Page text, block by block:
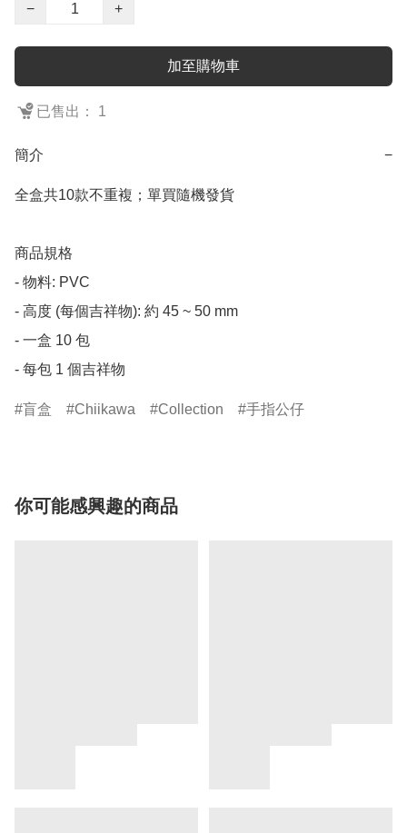
−
+
加至購物車
已售出： 1
簡介 −
全盒共10款不重複；單買隨機發貨
商品規格
- 物料: PVC
- 高度 (每個吉祥物): 約 45 ~ 50 mm
- 一盒 10 包
- 每包 1 個吉祥物
盲盒 Chiikawa Collection 手指公仔
你可能感興趣的商品